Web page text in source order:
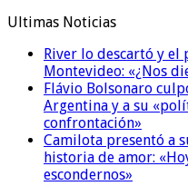
Ultimas Noticias
River lo descartó y el
Montevideo: «¿Nos
Flávio Bolsonaro
Argentina y a su
confrontación»
Camilota presentó a
historia de amor:
escondernos»